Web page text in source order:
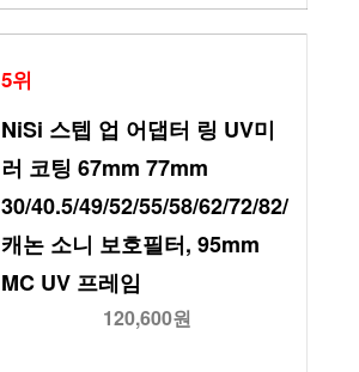
5위
NiSi 스텝 업 어댑터 링 UV미
러 코팅 67mm 77mm
30/40.5/49/52/55/58/62/72/82/
캐논 소니 보호필터, 95mm
MC UV 프레임
120,600원